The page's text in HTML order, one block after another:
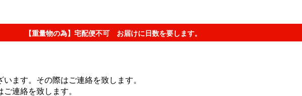
【重量物の為】宅配便不可 お届けに日数を要します。
ます。その際はご連絡を致します。
連絡を致します。